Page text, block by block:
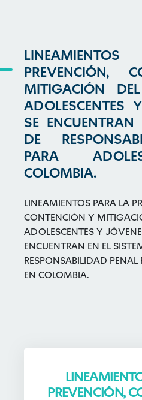
PREVENCIÓN,
MITIGACIÓN
ADOLESCENTES
SE
DE
PARA
COLOMBIA.
LINEAMIENTOS PARA LA
CONTENCIÓN Y
ADOLESCENTES Y
ENCUENTRAN EN EL
RESPONSABILIDAD PENAL
EN COLOMBIA.
PREVENCIÓN,